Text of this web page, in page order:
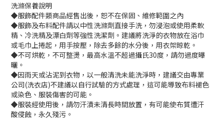
洗滌保養說明
◆服飾配件類商品經售出後，恕不在保固、維修範圍之內
◆服飾及布料配件請以中性洗滌劑直接手洗，勿浸泡或使用柔軟
精、冷洗精及漂白劑等強性洗潔劑。建議將洗淨的衣物放在浴巾
或毛巾上捲起，用手按壓，除去多餘的水分後，用衣架晾乾。
◆不可烘乾，不可整燙，最高水溫不超過攝氏30度，請勿過度曝
曬。
◆因雨天或沾泥到衣物，以一般清洗未能洗淨時，建議交由專業
公司(洗衣店)不建議以自行試驗的方式處理，這可能導致布料褪色
或染色、服裝傷害的可能。
◆服裝經使用後，請勿汗漬未清長時間放置，有可能使布質遭汗
酸侵蝕，永久殘污。